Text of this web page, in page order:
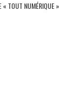
« TOUT NUMÉRIQUE »